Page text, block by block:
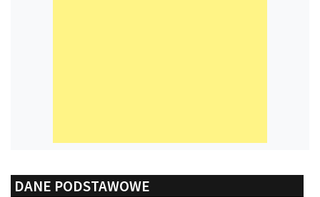
DANE PODSTAWOWE